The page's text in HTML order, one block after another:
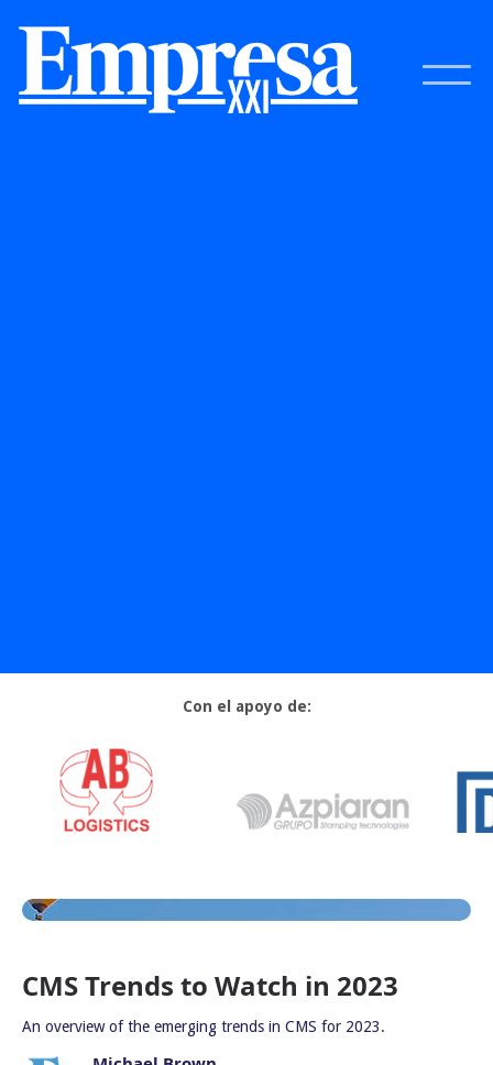
Con el apoyo de:
CMS Trends to Watch in 2023
An overview of the emerging trends in CMS for 2023.